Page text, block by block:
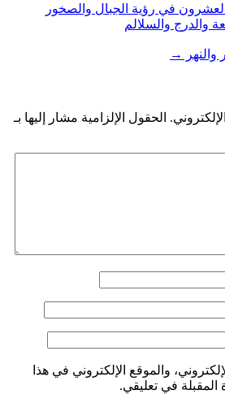
في رؤية الجبال والصخور
والدرج والسلالم
والنهر →
الحقول الإلزامية مشار إليها بـ
والموقع الإلكتروني في هذا
المقبلة في تعليقي.